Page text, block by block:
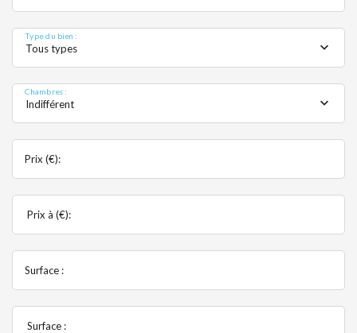
Type du bien :
Tous types
Chambres :
Indifférent
Prix (€):
Prix à (€):
Surface :
Surface :